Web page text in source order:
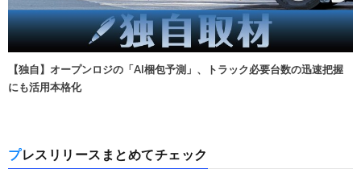
【独自】オープンロジの「AI梱包予測」、トラック必要台数の迅速把握
にも活用本格化
プレスリリースまとめてチェック